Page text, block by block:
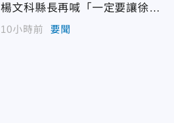
楊文科縣長再喊「一定要讓徐欣
瑩當選」
10小時前 要聞